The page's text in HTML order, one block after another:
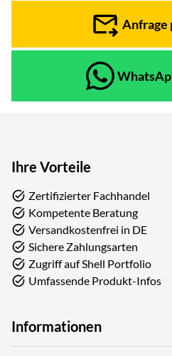
Anfrage
Ihre Vorteile
Zertifizierter Fachhandel
Kompetente Beratung
Versandkostenfrei in DE
Sichere Zahlungsarten
Zugriff auf Shell Portfolio
Umfassende Produkt-Infos
Informationen